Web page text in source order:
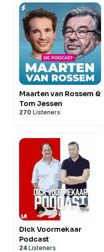
Maarten van Rossem &
Tom Jessen
270 Listeners
Dick Voormekaar
Podcast
24 Listeners